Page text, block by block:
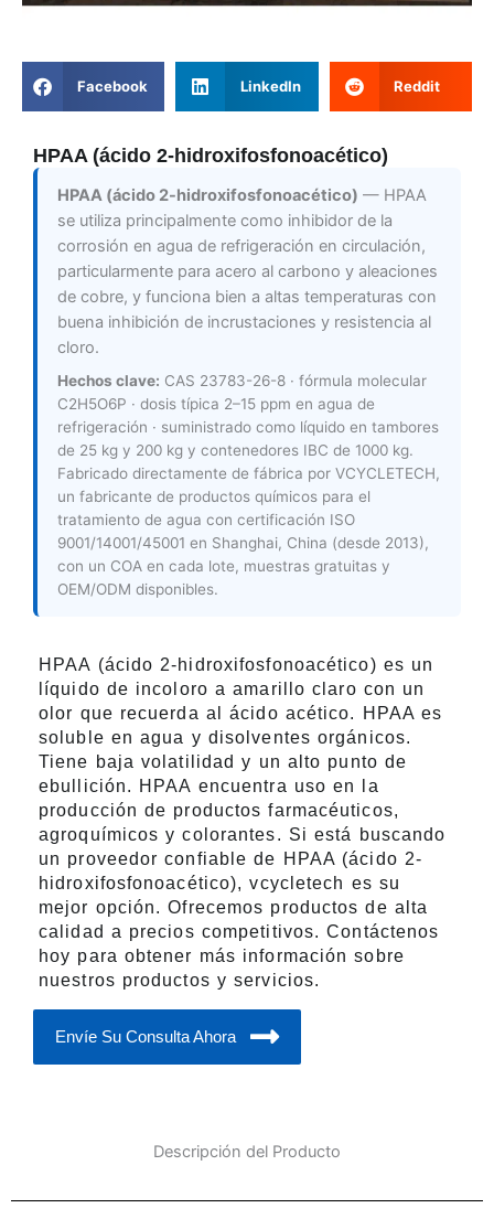
Facebook LinkedIn Reddit
HPAA (ácido 2-hidroxifosfonoacético)
HPAA (ácido 2-hidroxifosfonoacético) — HPAA
se utiliza principalmente como inhibidor de la
corrosión en agua de refrigeración en circulación,
particularmente para acero al carbono y aleaciones
de cobre, y funciona bien a altas temperaturas con
buena inhibición de incrustaciones y resistencia al
cloro.
Hechos clave: CAS 23783-26-8 · fórmula molecular
C2H5O6P · dosis típica 2–15 ppm en agua de
refrigeración · suministrado como líquido en tambores
de 25 kg y 200 kg y contenedores IBC de 1000 kg.
Fabricado directamente de fábrica por VCYCLETECH,
un fabricante de productos químicos para el
tratamiento de agua con certificación ISO
9001/14001/45001 en Shanghai, China (desde 2013),
con un COA en cada lote, muestras gratuitas y
OEM/ODM disponibles.
HPAA (ácido 2-hidroxifosfonoacético) es un
líquido de incoloro a amarillo claro con un
olor que recuerda al ácido acético. HPAA es
soluble en agua y disolventes orgánicos.
Tiene baja volatilidad y un alto punto de
ebullición. HPAA encuentra uso en la
producción de productos farmacéuticos,
agroquímicos y colorantes. Si está buscando
un proveedor confiable de HPAA (ácido 2-
hidroxifosfonoacético), vcycletech es su
mejor opción. Ofrecemos productos de alta
calidad a precios competitivos. Contáctenos
hoy para obtener más información sobre
nuestros productos y servicios.
Envíe Su Consulta Ahora
Descripción del Producto